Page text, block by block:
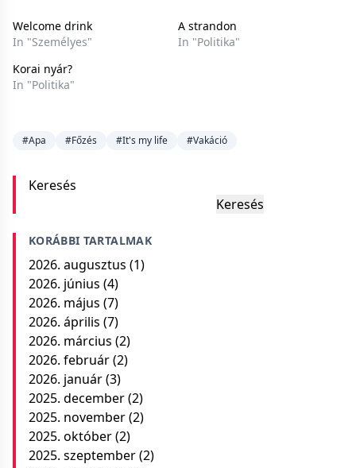
Welcome drink
In "Személyes"
A strandon
In "Politika"
Korai nyár?
In "Politika"
#Apa #Főzés #It's my life #Vakáció
Keresés
Keresés
KORÁBBI TARTALMAK
2026. augusztus (1)
2026. június (4)
2026. május (7)
2026. április (7)
2026. március (2)
2026. február(2)
2026. január(3)
2025. december(2)
2025. november(2)
2025. október(2)
2025. szeptember(2)